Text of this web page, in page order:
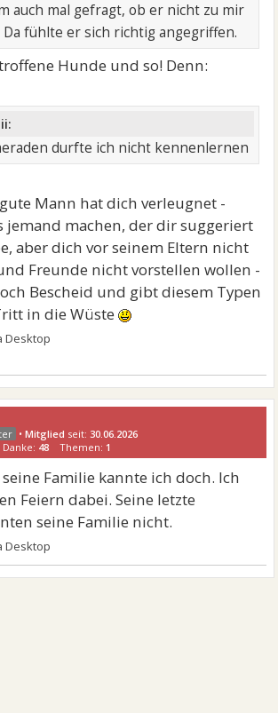
auch mal gefragt, ob er nicht zu mir
fühlte er sich richtig angegriffen.
Hunde und so! Denn:
durfte ich nicht kennenlernen
Mann hat dich verleugnet -
jemand machen, der dir suggeriert
aber dich vor seinem Eltern nicht
Freunde nicht vorstellen wollen -
Bescheid und gibt diesem Typen
in die Wüste
•Mitglied seit: 30.06.2026
Danke: 48 Themen: 1
Familie kannte ich doch. Ich
Feiern dabei. Seine letzte
seine Familie nicht.